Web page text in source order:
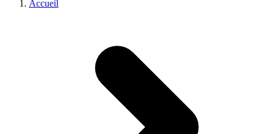
Accueil